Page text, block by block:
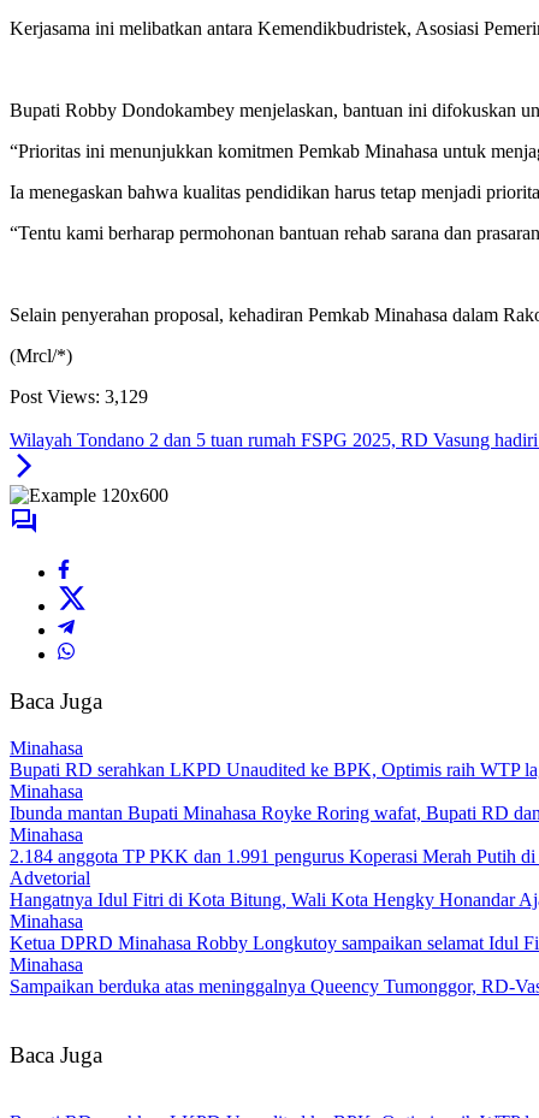
Kerjasama ini melibatkan antara Kemendikbudristek, Asosiasi
Bupati Robby Dondokambey menjelaskan, bantuan ini difokuskan
“Prioritas ini menunjukkan komitmen Pemkab Minahasa untuk
Ia menegaskan bahwa kualitas pendidikan harus tetap menjadi
“Tentu kami berharap permohonan bantuan rehab sarana dan
Selain penyerahan proposal, kehadiran Pemkab Minahasa dalam
(Mrcl/*)
Post Views: 3,129
Wilayah Tondano 2 dan 5 tuan rumah FSPG 2025, RD Vasung
Baca Juga
Minahasa
Bupati RD serahkan LKPD Unaudited ke BPK, Optimis raih WTP
Minahasa
Ibunda mantan Bupati Minahasa Royke Roring wafat, Bupati RD
Minahasa
2.184 anggota TP PKK dan 1.991 pengurus Koperasi Merah Putih
Advetorial
Hangatnya Idul Fitri di Kota Bitung, Wali Kota Hengky Honandar
Minahasa
Ketua DPRD Minahasa Robby Longkutoy sampaikan selamat Idul
Minahasa
Sampaikan berduka atas meninggalnya Queency Tumonggor, RD-
Baca Juga